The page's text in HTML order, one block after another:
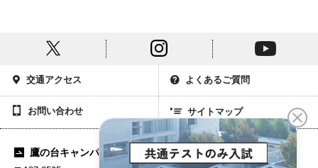
交通アクセス よくあるご質問
お問い合わせ サイトマップ
鷹の台キャンパス 市ヶ谷キャンパス